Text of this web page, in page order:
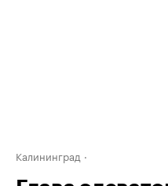
Калининград